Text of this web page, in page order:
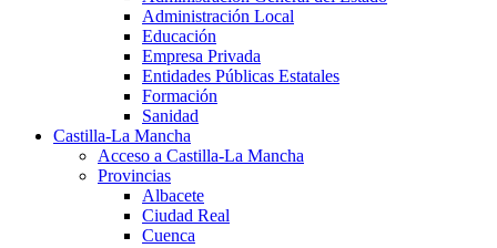
Administración Local
Educación
Empresa Privada
Entidades Públicas Estatales
Formación
Sanidad
Castilla-La Mancha
Acceso a Castilla-La Mancha
Provincias
Albacete
Ciudad Real
Cuenca